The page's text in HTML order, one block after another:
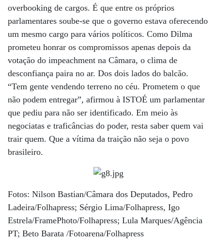
overbooking de cargos. É que entre os próprios
parlamentares soube-se que o governo estava oferecendo
um mesmo cargo para vários políticos. Como Dilma
prometeu honrar os compromissos apenas depois da
votação do impeachment na Câmara, o clima de
desconfiança paira no ar. Dos dois lados do balcão.
“Tem gente vendendo terreno no céu. Prometem o que
não podem entregar”, afirmou à ISTOÉ um parlamentar
que pediu para não ser identificado. Em meio às
negociatas e traficâncias do poder, resta saber quem vai
trair quem. Que a vítima da traição não seja o povo
brasileiro.
Fotos: Nilson Bastian/Câmara dos Deputados, Pedro
Ladeira/Folhapress; Sérgio Lima/Folhapress, Igo
Estrela/FramePhoto/Folhapress; Lula Marques/Agência
PT; Beto Barata /Fotoarena/Folhapress